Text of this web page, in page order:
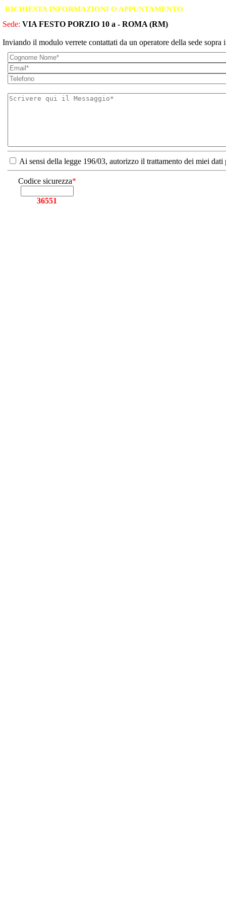
RICHIESTA INFORMAZIONI O APPUNTAMENTO
Sede: VIA FESTO PORZIO 10 a - ROMA (RM)
Inviando il modulo verrete contattati da un operatore della sede sopra
Ai sensi della legge 196/03, autorizzo il trattamento dei miei
Codice sicurezza*
36551